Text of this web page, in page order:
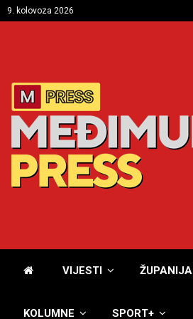
9. kolovoza 2026
VIJESTI ŽUPANIJA
KOLUMNE SPORT+